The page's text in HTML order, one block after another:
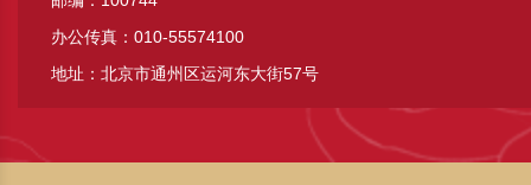
办公传真：010-55574100
地址：北京市通州区运河东大街57号